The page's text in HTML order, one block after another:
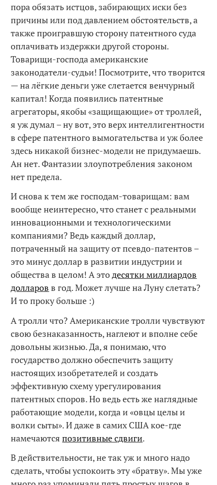
пора обязать истцов, забирающих иски без
причины или под давлением обстоятельств, а
также проигравшую сторону патентного суда
оплачивать издержки другой стороны.
Товарищи-господа американские
законодатели-судьи! Посмотрите, что творится
— на лёгкие деньги уже слетается венчурный
капитал! Когда появились патентные
агрегаторы, якобы «защищающие» от троллей,
я уж думал – ну вот, это верх интеллигентности
в сфере патентного вымогательства и уж более
здесь никакой бизнес-модели не придумаешь.
Ан нет. Фантазии злоупотребления законом
нет предела.
И снова к тем же господам-товарищам: вам
вообще неинтересно, что станет с реальными
инновационными и технологическими
компаниями? Ведь каждый доллар,
потраченный на защиту от псевдо-патентов –
это минус доллар в развитии индустрии и
общества в целом! А этодесятки миллиардов
долларов в год. Может лучше на Луну слетать?
И то проку больше :)
А тролли что? Американские тролли чувствуют
свою безнаказанность, наглеют и вполне себе
довольны жизнью. Да, я понимаю, что
государство должно обеспечить защиту
настоящих изобретателей и создать
эффективную схему урегулирования
патентных споров. Но ведь есть же наглядные
работающие модели, когда и «овцы целы и
волки сыты». И даже в самих США кое-где
намечаютсяпозитивные сдвиги.
В действительности, не так уж и много надо
сделать, чтобы успокоить эту «братву». Мы уже